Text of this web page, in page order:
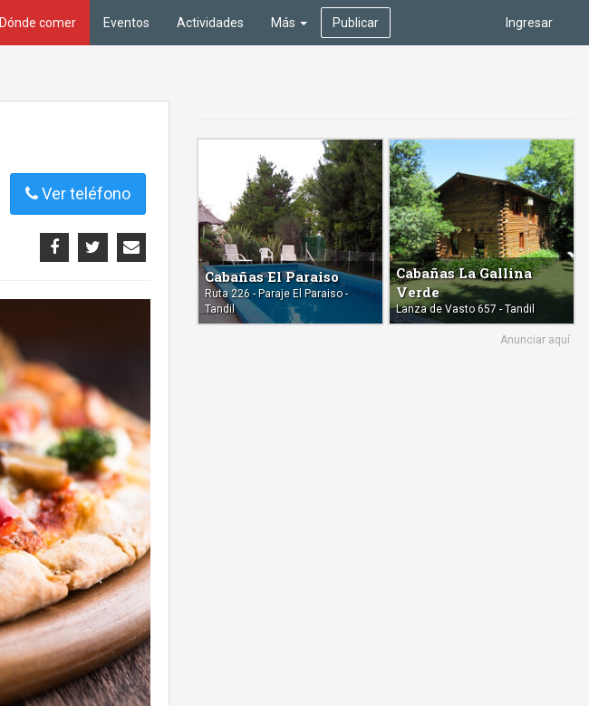
Ingresar
Dónde comer Eventos Actividades Más Publicar
Ver teléfono
Cabañas El Paraiso
Ruta 226 - Paraje El Paraiso -
Tandil
Cabañas La Gallina
Verde
Lanza de Vasto 657 - Tandil
Anunciar aquí